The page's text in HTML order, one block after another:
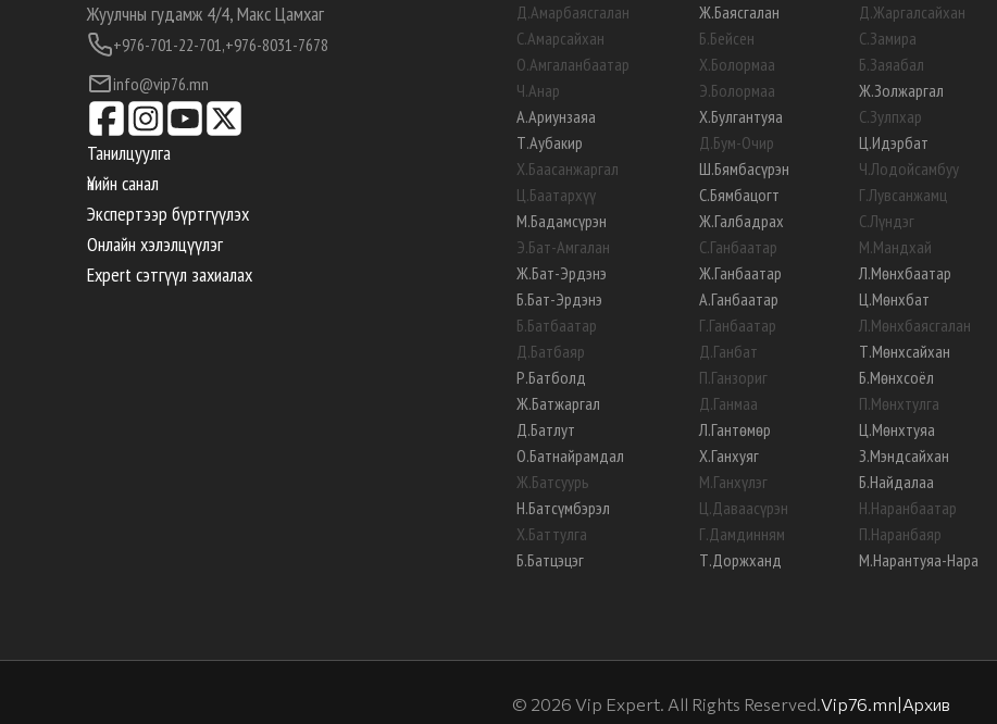
Жуулчны гудамж 4/4, Макс Цамхаг
+976-701-22-701,+976-8031-7678
info@vip76.mn
Танилцуулга
Үнийн санал
Экспертээр бүртгүүлэх
Онлайн хэлэлцүүлэг
Expert сэтгүүл захиалах
Д.Амарбаясгалан
С.Амарсайхан
О.Амгаланбаатар
Ч.Анар
А.Ариунзаяа
Т.Аубакир
Х.Баасанжаргал
Ц.Баатархүү
М.Бадамсүрэн
Э.Бат-Амгалан
Ж.Бат-Эрдэнэ
Б.Бат-Эрдэнэ
Б.Батбаатар
Д.Батбаяр
Р.Батболд
Ж.Батжаргал
Д.Батлут
О.Батнайрамдал
Ж.Батсуурь
Н.Батсүмбэрэл
Х.Баттулга
Б.Батцэцэг
Ж.Баясгалан
Б.Бейсен
Х.Болормаа
Э.Болормаа
Х.Булгантуяа
Д.Бум-Очир
Ш.Бямбасүрэн
С.Бямбацогт
Ж.Галбадрах
С.Ганбаатар
Ж.Ганбаатар
А.Ганбаатар
Г.Ганбаатар
Д.Ганбат
П.Ганзориг
Д.Ганмаа
Л.Гантөмөр
Х.Ганхуяг
М.Ганхүлэг
Ц.Даваасүрэн
Г.Дамдинням
Т.Доржханд
Д.Жаргалсайхан
С.Замира
Б.Заяабал
Ж.Золжаргал
С.Зулпхар
Ц.Идэрбат
Ч.Лодойсамбуу
Г.Лувсанжамц
С.Лүндэг
М.Мандхай
Л.Мөнхбаатар
Ц.Мөнхбат
Л.Мөнхбаясгалан
Т.Мөнхсайхан
Б.Мөнхсоёл
П.Мөнхтулга
Ц.Мөнхтуяа
З.Мэндсайхан
Б.Найдалаа
Н.Наранбаатар
П.Наранбаяр
М.Нарантуяа-Нара
© 2026 Vip Expert. All Rights Reserved.Vip76.mn Архив